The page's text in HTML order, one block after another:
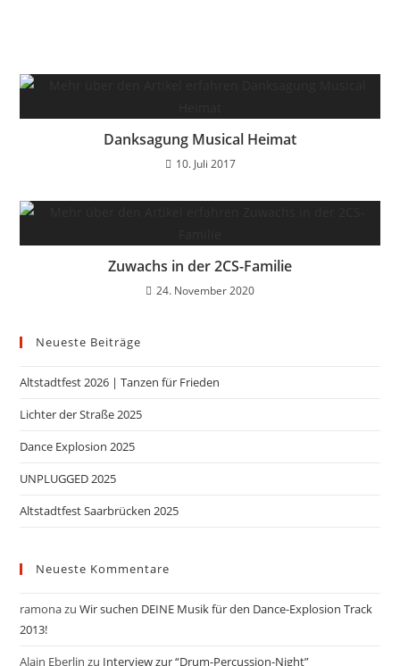
Danksagung Musical Heimat
10. Juli 2017
Zuwachs in der 2CS-Familie
24. November 2020
Neueste Beiträge
Altstadtfest 2026 | Tanzen für Frieden
Lichter der Straße 2025
Dance Explosion 2025
UNPLUGGED 2025
Altstadtfest Saarbrücken 2025
Neueste Kommentare
ramonazuWir suchen DEINE Musik für den Dance-Explosion Track
2013!
Alain Eberlin zu Interview zur “Drum-Percussion-Night”